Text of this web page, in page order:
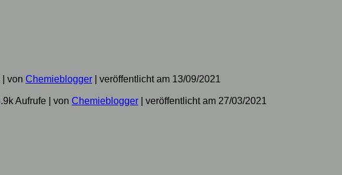
von Chemieblogger
veröffentlicht am 13/09/2021
Aufrufe von Chemieblogger veröffentlicht am 27/03/2021